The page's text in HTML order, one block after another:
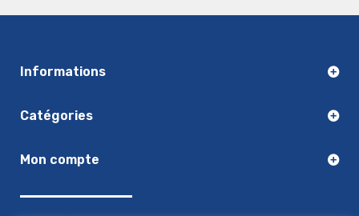
Informations
Catégories
Mon compte